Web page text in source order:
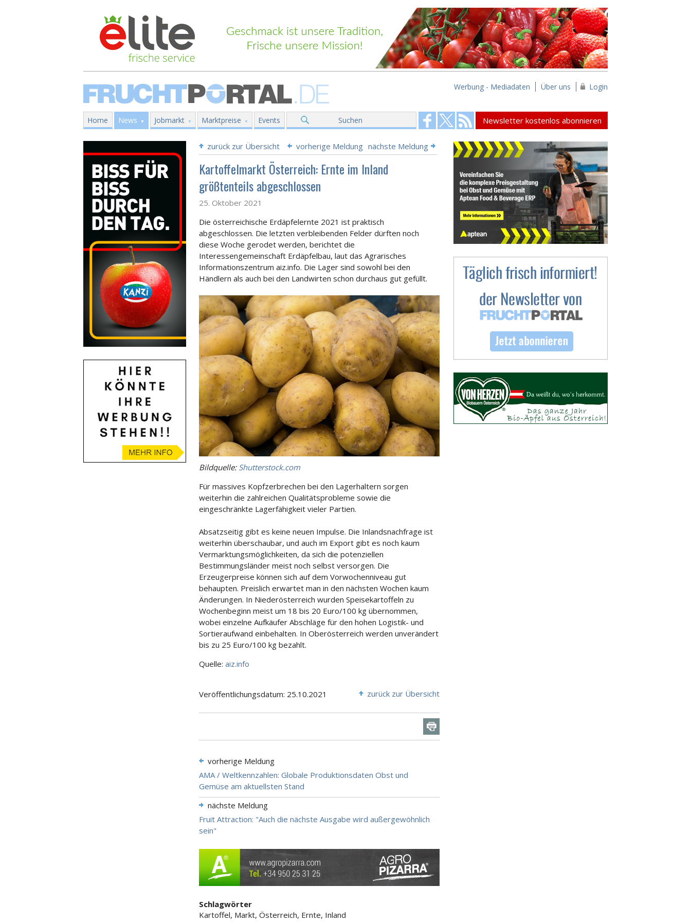
Werbung - Mediadaten Über uns Login
Home News Jobmarkt Marktpreise Events Suchen Newsletter kostenlos abonnieren
zurück zur Übersicht vorherige Meldung nächste Meldung
Kartoffelmarkt Österreich: Ernte im Inland
größtenteils abgeschlossen
25. Oktober 2021
Die österreichische Erdäpfelernte 2021 ist praktisch
abgeschlossen. Die letzten verbleibenden Felder dürften noch
diese Woche gerodet werden, berichtet die
Interessengemeinschaft Erdäpfelbau, laut das Agrarisches
Informationszentrum aiz.info. Die Lager sind sowohl bei den
Händlern als auch bei den Landwirten schon durchaus gut gefüllt.
Bildquelle: Shutterstock.com
Für massives Kopfzerbrechen bei den Lagerhaltern sorgen
weiterhin die zahlreichen Qualitätsprobleme sowie die
eingeschränkte Lagerfähigkeit vieler Partien.
Absatzseitig gibt es keine neuen Impulse. Die Inlandsnachfrage ist
weiterhin überschaubar, und auch im Export gibt es noch kaum
Vermarktungsmöglichkeiten, da sich die potenziellen
Bestimmungsländer meist noch selbst versorgen. Die
Erzeugerpreise können sich auf dem Vorwochenniveau gut
behaupten. Preislich erwartet man in den nächsten Wochen kaum
Änderungen. In Niederösterreich wurden Speisekartoffeln zu
Wochenbeginn meist um 18 bis 20 Euro/100 kg übernommen,
wobei einzelne Aufkäufer Abschläge für den hohen Logistik- und
Sortieraufwand einbehalten. In Oberösterreich werden unverändert
bis zu 25 Euro/100 kg bezahlt.
Quelle: aiz.info
Veröffentlichungsdatum: 25.10.2021 zurück zur Übersicht
vorherige Meldung
AMA / Weltkennzahlen: Globale Produktionsdaten Obst und
Gemüse am aktuellsten Stand
nächste Meldung
Fruit Attraction: "Auch die nächste Ausgabe wird außergewöhnlich
sein"
Schlagwörter
Kartoffel, Markt, Österreich, Ernte, Inland